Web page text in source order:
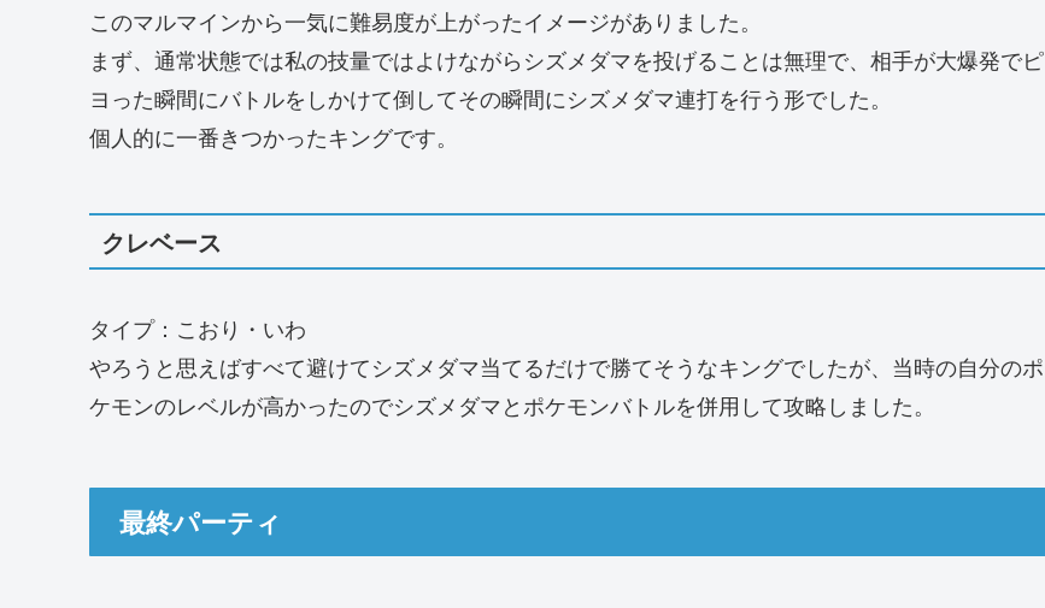
このマルマインから一気に難易度が上がったイメージがありました。
まず、通常状態では私の技量ではよけながらシズメダマを投げることは無理で、相手が大爆発でピ
ヨった瞬間にバトルをしかけて倒してその瞬間にシズメダマ連打を行う形でした。
個人的に一番きつかったキングです。
クレベース
タイプ：こおり・いわ
やろうと思えばすべて避けてシズメダマ当てるだけで勝てそうなキングでしたが、当時の自分のポ
ケモンのレベルが高かったのでシズメダマとポケモンバトルを併用して攻略しました。
最終パーティ